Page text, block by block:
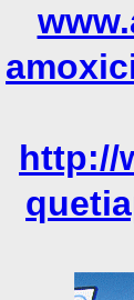
http://